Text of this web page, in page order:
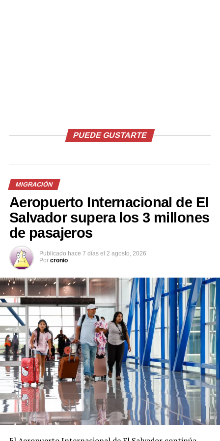
Me gusta esto:
Relacionado
salvadoreños saldrá en los
próximos días rumbo a
Canadá
18 agosto, 2021
En «Nacionales»
salvadoreños partió este día
hacia Canadá
25 abril, 2023
En «Migración»
Anuncian nuevo contingente
de trabajadores
salvadoreños hacia Canadá
10 julio, 2022
PUEDE GUSTARTE
MIGRACIÓN
Aeropuerto Internacional de El
Salvador supera los 3 millones
de pasajeros
Publicado hace 7 días el 2 agosto, 2026
Por cronio